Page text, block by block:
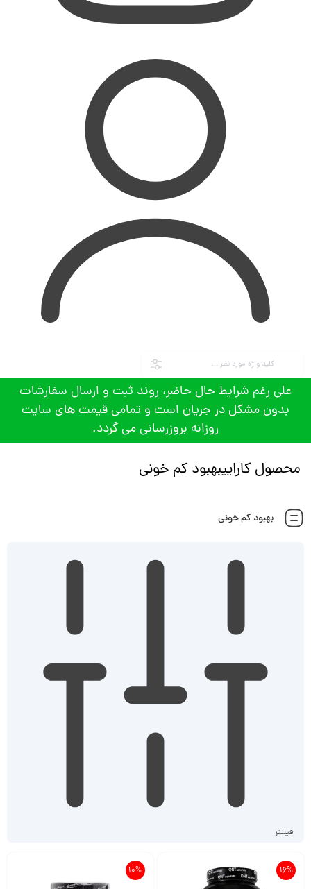
علی رغم شرایط حال حاضر، روند ثبت و ارسال سفارشات
بدون مشکل در جریان است و تمامی قیمت های سایت
روزانه بروزرسانی می گردد.
محصول کاراییبهبود کم خونی
بهبود کم خونی
فیلـتر
16%
10%